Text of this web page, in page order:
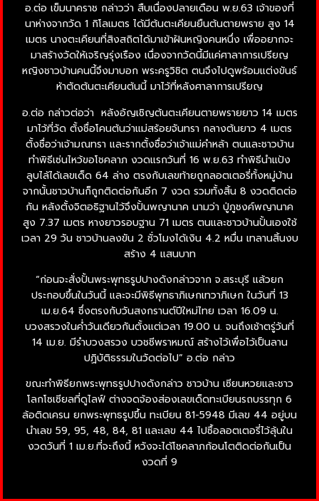
อ.ต่อ เข็มนาคราช กล่าวว่า สืบเนื่องปลายเดือน พ.ย.63 เจ้าของที่
นาห่างจากวัด 1 กิโลเมตร ได้มีต้นตะเคียนยืนต้นตายพราย สูง 14
เมตร นางตะเคียนที่สิงสถิตได้มาเข้าฝันหญิงคนหนึ่ง เพื่ออยากจะ
มาสร้างวัดให้เจริญรุ่งเรือง เนื่องจากวัดนี้มีแค่ศาลาการเปรียญ
หญิงชาวบ้านคนนี้จึงมาบอก พระครูวิชิต ตนจึงไปดูพร้อมแต่งขันธ์
ห้าตัดต้นตะเคียนต้นนี้ มาไว้ที่หลังศาลาการเปรียญ
อ.ต่อ กล่าวต่อว่า หลังอัญเชิญต้นตะเคียนตายพรายยาว 14 เมตร
มาไว้ที่วัด ตั้งชื่อโคนต้นว่าแม่สร้อยจันทรา กลางต้นยาว 4 เมตร
ตั้งชื่อว่าเจ้ามณทรา และรากตั้งชื่อว่าเจ้าแม่คำหล้า ตนและชาวบ้าน
ทำพิธีเซ่นไหว้ขอโชคลาภ งวดแรกวันที่ 16 พ.ย.63 ทำพิธีนำแป้ง
ลูบไล้ได้เลขเด็ด 64 ล่าง ตรงกับเลขท้ายถูกลอตเตอรี่ทั้งหมู่บ้าน
จากนั้นชาวบ้านก็ถูกติดต่อกันอีก 7 งวด รวมทั้งสิ้น 8 งวดติดต่อ
กัน หลังตั้งจิตอธิฐานไว้จึงปั้นพญานาค นามว่า ปู่ภูชงค์พญานาค
สูง 7.37 เมตร หางยาวรอบฐาน 71 เมตร ตนและชาวบ้านปั้นเองใช้
เวลา 29 วัน ชาวบ้านลงขัน 2 ชั่วโมงได้เงิน 4.2 หมื่น เทลานสิ้นงบ
สร้าง 4 แสนบาท
“ก่อนจะสั่งปั้นพระพุทธรูปปางดังกล่าวจาก จ.สระบุรี แล้วยก
ประกอบขึ้นในวันนี้ และจะมีพิธีพุทธาภิเษกเทวาภิเษก ในวันที่ 13
เม.ย.64 ซึ่งตรงกับวันสงกรานต์ปีใหม่ไทย เวลา 16.09 น.
บวงสรวงในค่ำวันเดียวกันตั้งแต่เวลา 19.00 น. จนถึงเช้าตรู่วันที่
14 เม.ย. มีรำบวงสรวง บวชชีพราหมณ์ สร้างไว้เพื่อไว้เป็นลาน
ปฏิบัติธรรมในวัดต่อไป” อ.ต่อ กล่าว
ขณะทำพิธียกพระพุทธรูปปางดังกล่าว ชาวบ้าน เซียนหวยและชาว
โลกโซเซียลที่ดูไลฟ์ ต่างจดจ้องส่องเลขเด็ดทะเบียนรถบรรทุก 6
ล้อติดเครน ยกพระพุทธรูปขึ้น ทะเบียน 81-5948 มีเลข 44 อยู่บน
นำเลข 59, 95, 48, 84, 81 และเลข 44 ไปซื้อลอตเตอรี่ไว้ลุ้นใน
งวดวันที่ 1 เม.ย.ที่จะถึงนี้ หวังจะได้โชคลาภก้อนโตติดต่อกันเป็น
งวดที่ 9